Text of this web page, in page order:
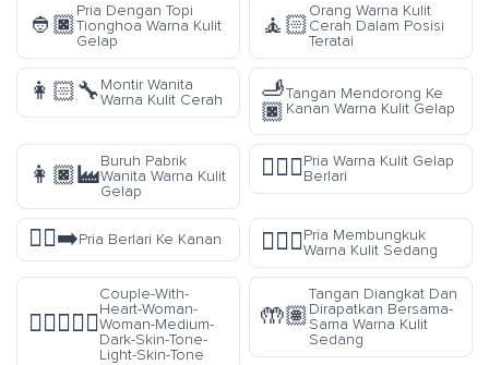
👲🏿
Pria Dengan Topi
Tionghoa Warna Kulit
Gelap
🧘🏻
Orang Warna Kulit
Cerah Dalam Posisi
Teratai
👩🏻‍🔧Montir Wanita
Warna Kulit Cerah
🫸
🏿
Tangan Mendorong Ke
Kanan Warna Kulit Gelap
👩🏿‍🏭
Buruh Pabrik
Wanita Warna Kulit
Gelap
🏃🏿‍♂️Pria Warna Kulit Gelap
Berlari
🏃‍♂️‍➡️Pria Berlari Ke Kanan 🙇🏽‍♂️Pria Membungkuk
Warna Kulit Sedang
👩🏾‍❤️‍👩🏻
Couple-With-
Heart-Woman-
Woman-Medium-
Dark-Skin-Tone-
Light-Skin-Tone
🤲🏽
Tangan Diangkat Dan
Dirapatkan Bersama-
Sama Warna Kulit
Sedang